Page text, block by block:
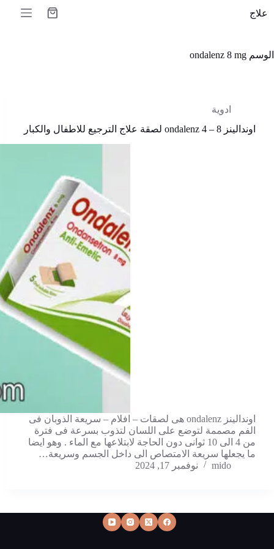
إلىعلاج
عربة
الوسم
ادوية
اوندالينز ondalenz 4 – 8 لصقة علاج الترجيع للاطفال والكبار
اوندالينز ondalenz هى لصقات – افلام – سريعة الذوبان فى
الفم مصممة لتوضع على اللسان لتذوب بسرعة فى فترة
من 4 الى 10 ثوانى دون الحاجة لابتلاعها مع الماء . وهو ايضا
ما يجعلها سريعة الامتصاص الى داخل الجسم وسريعة…
mido
نوفمبر 17, 2024